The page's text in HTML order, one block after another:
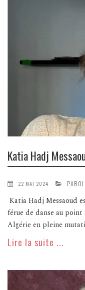
Katia Hadj
22 MAI 2024
Katia Hadj Messaoud
férue de danse au
Algérie en pleine
Lire la suite ...